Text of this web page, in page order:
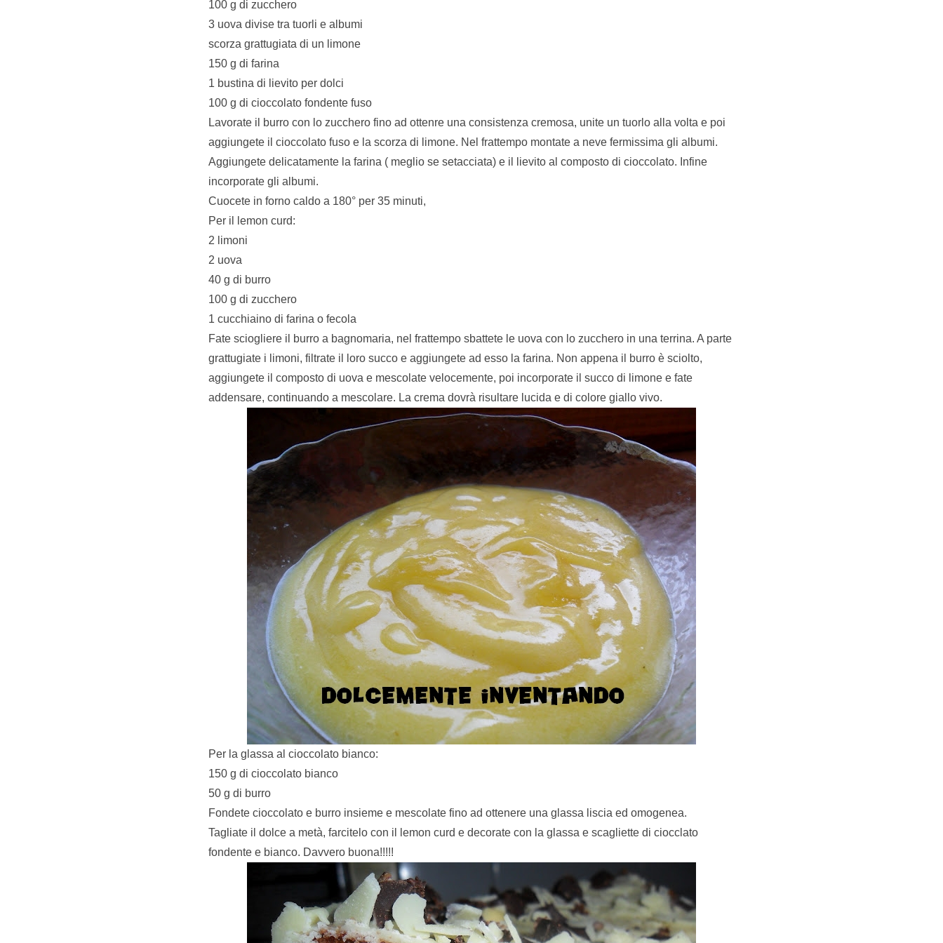
100 g di zucchero
3 uova divise tra tuorli e albumi
scorza grattugiata di un limone
150 g di farina
1 bustina di lievito per dolci
100 g di cioccolato fondente fuso
Lavorate il burro con lo zucchero fino ad ottenre una consistenza cremosa, unite un tuorlo alla volta e poi
aggiungete il cioccolato fuso e la scorza di limone. Nel frattempo montate a neve fermissima gli albumi.
Aggiungete delicatamente la farina ( meglio se setacciata) e il lievito al composto di cioccolato. Infine
incorporate gli albumi.
Cuocete in forno caldo a 180° per 35 minuti,
Per il lemon curd:
2 limoni
2 uova
40 g di burro
100 g di zucchero
1 cucchiaino di farina o fecola
Fate sciogliere il burro a bagnomaria, nel frattempo sbattete le uova con lo zucchero in una terrina. A parte
grattugiate i limoni, filtrate il loro succo e aggiungete ad esso la farina. Non appena il burro è sciolto,
aggiungete il composto di uova e mescolate velocemente, poi incorporate il succo di limone e fate
addensare, continuando a mescolare. La crema dovrà risultare lucida e di colore giallo vivo.
Per la glassa al cioccolato bianco:
150 g di cioccolato bianco
50 g di burro
Fondete cioccolato e burro insieme e mescolate fino ad ottenere una glassa liscia ed omogenea.
Tagliate il dolce a metà, farcitelo con il lemon curd e decorate con la glassa e scagliette di ciocclato
fondente e bianco. Davvero buona!!!!!